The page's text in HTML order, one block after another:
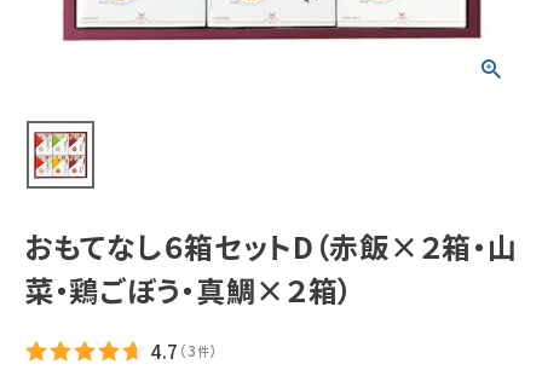
定期便から探す
出雲のおもてなしシリーズから探す
長期保存食（非常食）から探す
まごころお赤飯・その他から探す
おもてなし６箱セットD（赤飯×２箱・山
菜・鶏ごぼう・真鯛×２箱）
4.7 （3 件）